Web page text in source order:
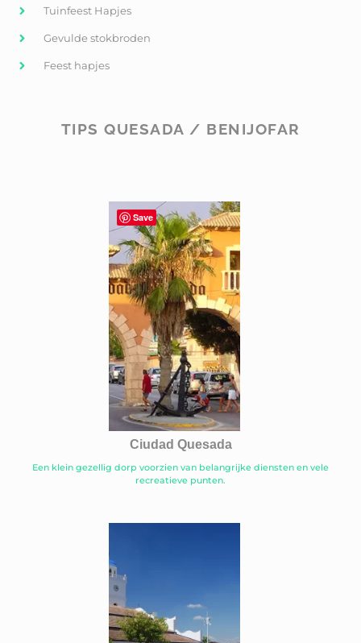
Tuinfeest Hapjes
Gevulde stokbroden
Feest hapjes
TIPS QUESADA / BENIJOFAR
Ciudad Quesada
Een klein gezellig dorp voorzien van belangrijke diensten en vele
recreatieve punten.
Save